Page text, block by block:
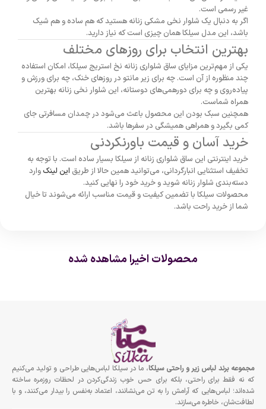
غیر رسمی است.
اگر به دنبال یک شلوار نخی مشکی زنانه هستید که هم ساده و هم شیک
باشد، این مدل سیلکا همان چیزی است که نیاز دارید.
بهترین انتخاب برای روزهای مختلف
یکی از مهم‌ترین مزایای ساق شلواری زنانه نخ استریج سیلکا، امکان استفاده
چند منظوره از آن است. چه برای زیر مانتو در روزهای خنک، چه برای ورزش و
پیاده‌روی و چه برای دورهمی‌های دوستانه، این شلوار نخی زنانه بهترین
همراه شماست.
همچنین سبک بودن این محصول باعث می‌شود در چمدان مسافرتی جای
کمی بگیرد و همراهی همیشگی در سفرها باشد.
خرید آسان و قیمت باورنکردنی
خرید اینترنتی این ساق شلواری زنانه از سیلکا بسیار ساده است. با توجه به
تخفیف استثنایی انبارگردانی، می‌توانید همین حالا از طریق این لینکوارد
دسته‌بندی شلوار زنانه شوید و خرید خود را نهایی کنید.
محصولات سیلکا با تضمین کیفیت و قیمت مناسب ارائه می‌شوند تا خیال
شما از خرید راحت باشد.
محصولات اخیرا مشاهده شده
مجموعه برند لباس زير و راحتى سيلكا، ما در سیلکا لباس‌هایی طراحی و تولید می‌کنیم
که نه فقط برای راحتی، بلکه برای حس خوب زندگی‌کردن در لحظات روزمره ساخته
شده‌اند؛ لباس‌هایی که آرامش را به تن می‌نشانند، اعتماد به‌نفس را بیدار می‌کنند، و با
لطافت‌شان، خاطره می‌سازند.